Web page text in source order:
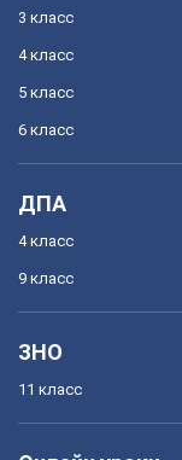
3 класс
4 класс
5 класс
6 класс
ДПА
4 класс
9 класс
ЗНО
11 класс